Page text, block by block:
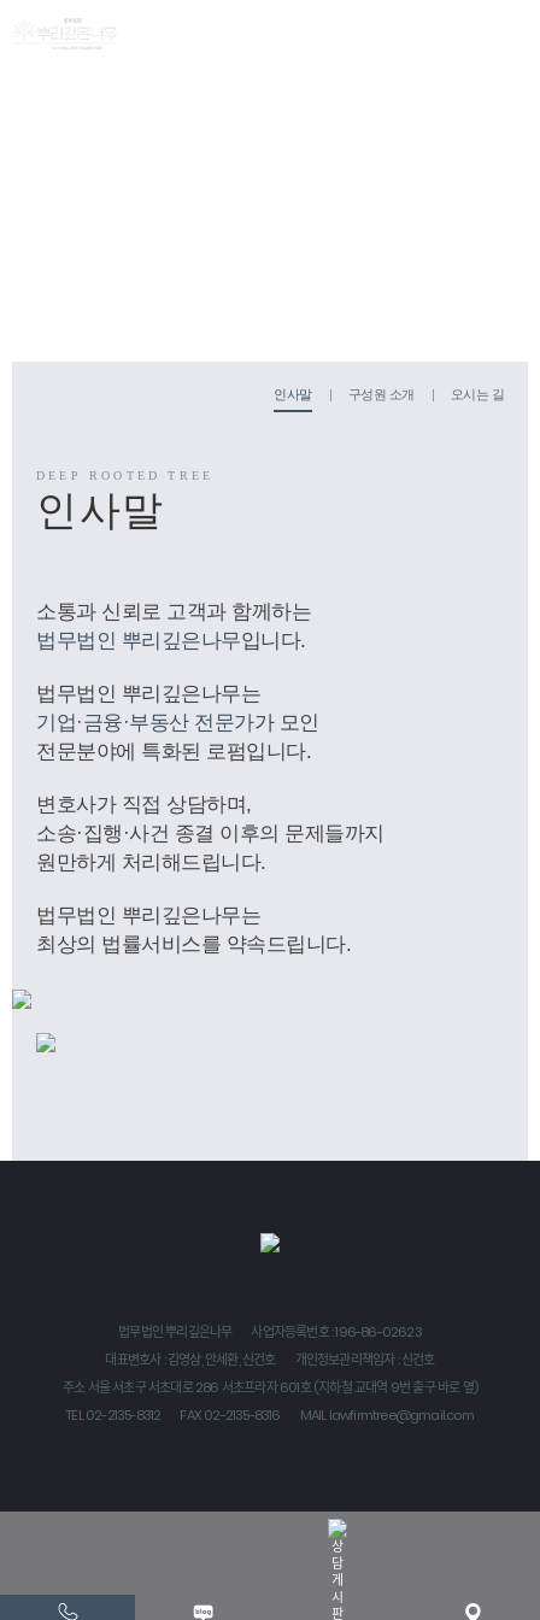
인사말 구성원 소개 오시는 길
인사말
소통과 신뢰로 고객과 함께하는
법무법인 뿌리깊은나무입니다.
법무법인 뿌리깊은나무는
기업·금융·부동산 전문가가 모인
전문분야에 특화된 로펌입니다.
변호사가 직접 상담하며,
소송·집행·사건 종결 이후의 문제들까지
원만하게 처리해드립니다.
법무법인 뿌리깊은나무는
최상의 법률서비스를 약속드립니다.
법무법인 뿌리깊은나무
사업자등록번호 : 196-86-02623
대표변호사 : 김영삼, 안세환, 신건호
개인정보관리책임자 : 신건호
주소 서울 서초구 서초대로 286 서초프라자 601호 (지하철 교대역 9번 출구 바로 옆)
TEL 02-2135-8312
FAX 02-2135-8316 MAIL lawfirmtree@gmail.com
COPYRIGHT (C) 2022 LAWFIRMTREE. ALL RIGHTS RESERVED